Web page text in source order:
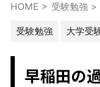
HOME > 受験勉強 >
受験勉強 大学受
早稲田の